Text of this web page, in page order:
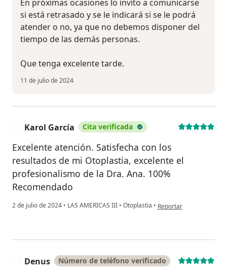
En próximas ocasiones lo invito a comunicarse
si está retrasado y se le indicará si se le podrá
atender o no, ya que no debemos disponer del
tiempo de las demás personas.
Que tenga excelente tarde.
11 de julio de 2024
Karol García Cita verificada
Excelente atención. Satisfecha con los
resultados de mi Otoplastia, excelente el
profesionalismo de la Dra. Ana. 100%
Recomendado
2 de julio de 2024 • LAS AMERICAS III • Otoplastia • en opinión del usuario
Reportar
Denus Número de teléfono verificado